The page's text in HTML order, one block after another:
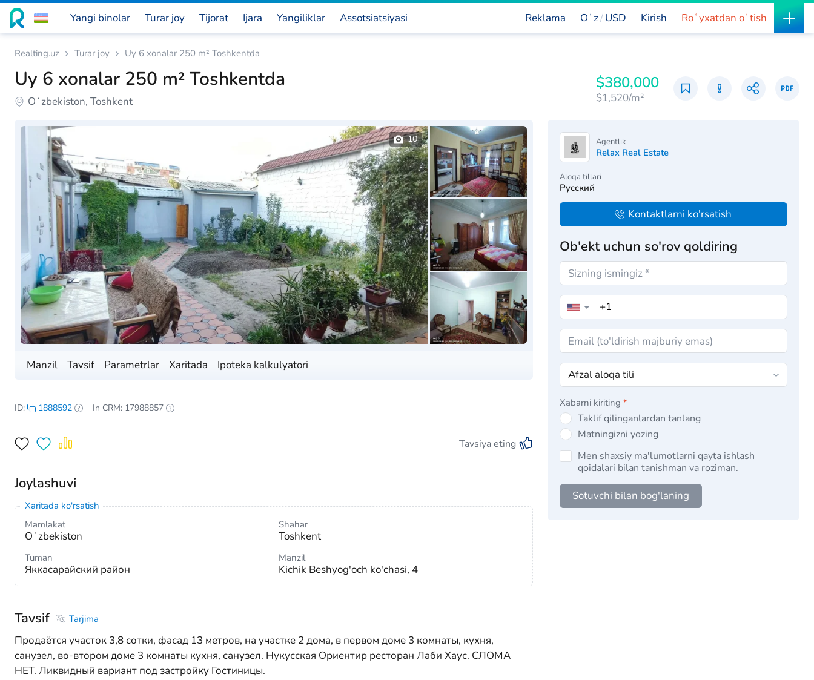
Reklama
Yangi binolar Turar joy Tijorat Ijara Yangiliklar Assotsiatsiyasi Oʻz USD Kirish Roʻyxatdan oʻtish
Realting.uz Turar joy Uy 6 xonalar 250 m² Toshkentda
Uy 6 xonalar 250 m² Toshkentda
Oʻzbekiston, Toshkent
$380,000
$1,520/m²
Manzil Tavsif Parametrlar Xaritada Ipoteka kalkulyatori
10
ID: 1888592 In CRM: 17988857
Tavsiya eting
Joylashuvi
Xaritada ko'rsatish
Mamlakat
Oʻzbekiston
Shahar
Toshkent
Tuman
Яккасарайский район
Manzil
Kichik Beshyog'och ko'chasi, 4
Tavsif Tarjima
Продаётся участок 3,8 сотки, фасад 13 метров, на участке 2 дома, в первом доме 3 комнаты, кухня,
санузел, во-втором доме 3 комнаты кухня, санузел. Нукусская Ориентир ресторан Лаби Хаус. СЛОМА
НЕТ. Ликвидный вариант под застройку Гостиницы.
Agentlik
Relax Real Estate
Aloqa tillari
Русский
Kontaktlarni ko'rsatish
Ob'ekt uchun so'rov qoldiring
▼
Xabarni kiriting *
Taklif qilinganlardan tanlang
Matningizni yozing
Men shaxsiy ma'lumotlarni qayta ishlash
qoidalari bilan tanishman va roziman.
Sotuvchi bilan bog'laning